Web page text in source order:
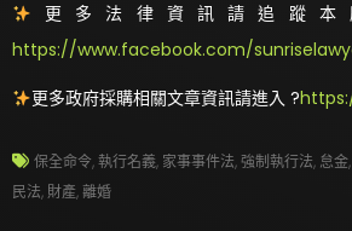
更多法律資訊請追蹤
https://www.facebook.com/
更多政府採購相關文章資訊請進入 ?
保全命令,執行名義, 家事事件法,強制執行法, 怠金,
民法, 財產,離婚